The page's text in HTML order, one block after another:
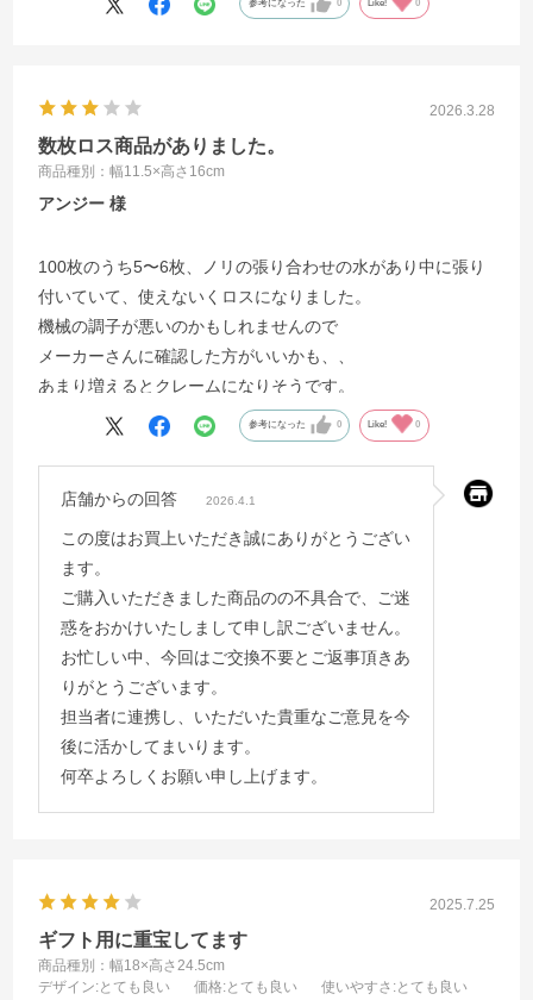
参考になった 0 Like! 0
2026.3.28
数枚ロス商品がありました。
商品種別：幅11.5×高さ16cm
アンジー
100枚のうち5〜6枚、ノリの張り合わせの水があり中に張り
付いていて、使えないくロスになりました。
機械の調子が悪いのかもしれませんので
メーカーさんに確認した方がいいかも、、
あまり増えるとクレームになりそうです。
参考になった 0 Like! 0
店舗からの回答 2026.4.1
この度はお買上いただき誠にありがとうござい
ます。
ご購入いただきました商品のの不具合で、ご迷
惑をおかけいたしまして申し訳ございません。
お忙しい中、今回はご交換不要とご返事頂きあ
りがとうございます。
担当者に連携し、いただいた貴重なご意見を今
後に活かしてまいります。
何卒よろしくお願い申し上げます。
2025.7.25
ギフト用に重宝してます
商品種別：幅18×高さ24.5cm
デザイン:とても良い 価格:とても良い 使いやすさ :とても良い